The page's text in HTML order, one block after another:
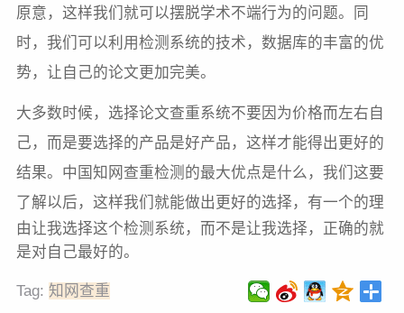
原意，这样我们就可以摆脱学术不端行为的问题。同
时，我们可以利用检测系统的技术，数据库的丰富的优
势，让自己的论文更加完美。
大多数时候，选择论文查重系统不要因为价格而左右自
己，而是要选择的产品是好产品，这样才能得出更好的
结果。中国知网查重检测的最大优点是什么，我们这要
了解以后，这样我们 就能做出更好的选择，有一个的理
由让我选择这个检测系统，而不是让我选择，正确的就
是对自己最好的。
Tag: 知网查重